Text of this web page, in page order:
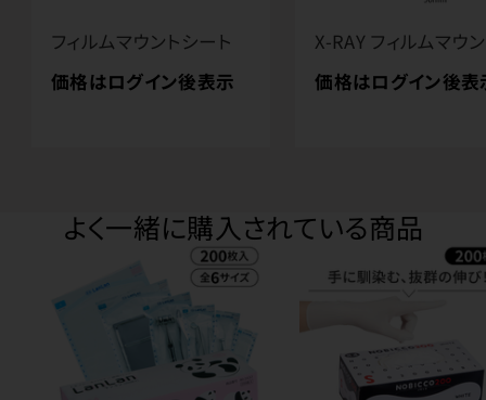
フィルムマウントシート
価格はログイン後表示
X-RAY フィルムマウ
価格はログイン後表
よく一緒に購入されている商品